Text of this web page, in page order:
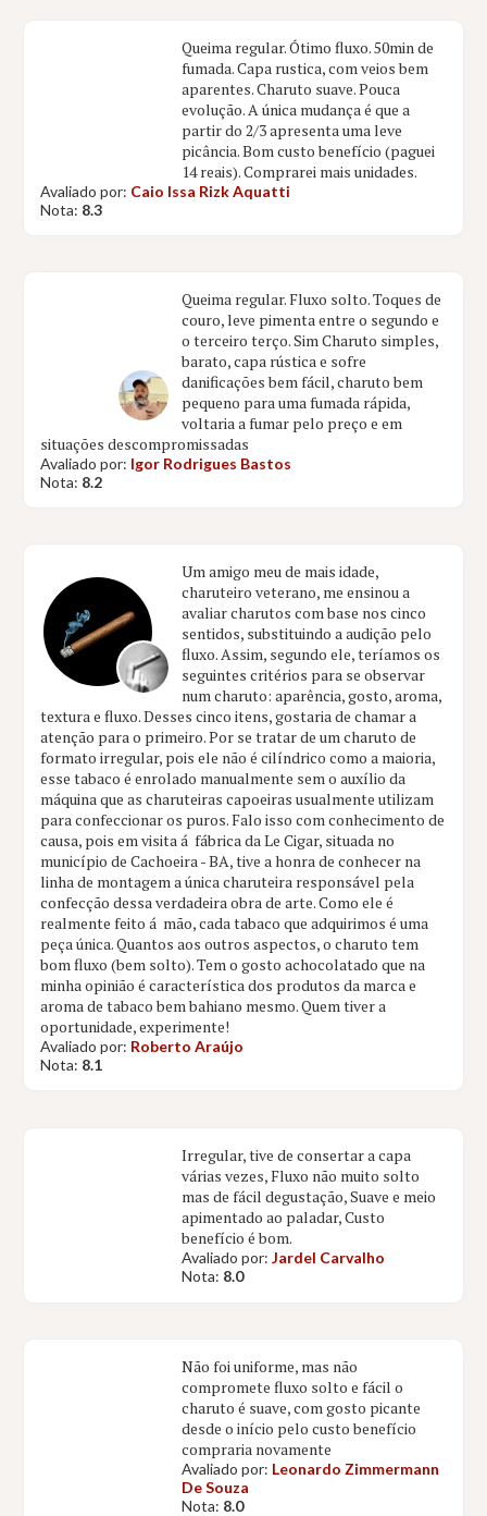
Queima regular. Ótimo fluxo. 50min de
fumada. Capa rustica, com veios bem
aparentes. Charuto suave. Pouca
evolução. A única mudança é que a
partir do 2/3 apresenta uma leve
picância. Bom custo benefício (paguei
14 reais). Comprarei mais unidades.
Avaliado por: Caio Issa Rizk Aquatti
Nota: 8.3
Queima regular. Fluxo solto. Toques de
couro, leve pimenta entre o segundo e
o terceiro terço. Sim Charuto simples,
barato, capa rústica e sofre
danificações bem fácil, charuto bem
pequeno para uma fumada rápida,
voltaria a fumar pelo preço e em
situações descompromissadas
Avaliado por: Igor Rodrigues Bastos
Nota: 8.2
Um amigo meu de mais idade,
charuteiro veterano, me ensinou a
avaliar charutos com base nos cinco
sentidos, substituindo a audição pelo
fluxo. Assim, segundo ele, teríamos os
seguintes critérios para se observar
num charuto: aparência, gosto, aroma,
textura e fluxo. Desses cinco itens, gostaria de chamar a
atenção para o primeiro. Por se tratar de um charuto de
formato irregular, pois ele não é cilíndrico como a maioria,
esse tabaco é enrolado manualmente sem o auxílio da
máquina que as charuteiras capoeiras usualmente utilizam
para confeccionar os puros. Falo isso com conhecimento de
causa, pois em visita á fábrica da Le Cigar, situada no
município de Cachoeira - BA, tive a honra de conhecer na
linha de montagem a única charuteira responsável pela
confecção dessa verdadeira obra de arte. Como ele é
realmente feito á mão, cada tabaco que adquirimos é uma
peça única. Quantos aos outros aspectos, o charuto tem
bom fluxo (bem solto). Tem o gosto achocolatado que na
minha opinião é característica dos produtos da marca e
aroma de tabaco bem bahiano mesmo. Quem tiver a
oportunidade, experimente!
Avaliado por: Roberto Araújo
Nota: 8.1
Irregular, tive de consertar a capa
várias vezes, Fluxo não muito solto
mas de fácil degustação, Suave e meio
apimentado ao paladar, Custo
benefício é bom.
Avaliado por:Jardel Carvalho
Nota: 8.0
Não foi uniforme, mas não
compromete fluxo solto e fácil o
charuto é suave, com gosto picante
desde o início pelo custo benefício
compraria novamente
Avaliado por: Leonardo Zimmermann
De Souza
Nota: 8.0